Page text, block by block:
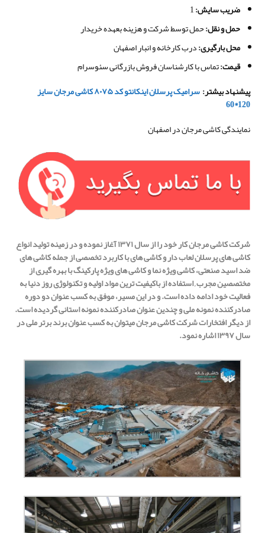
ضریب سایش:
حمل و نقل:حمل توسط شرکت و هزینه بعهده خریدار
محل بارگیری:درب کارخانه و انبار اصفهان
قیمت:تماس با کارشناسان فروش بازرگانی سئوسرام
پیشنهاد بیشتر:سرامیک پرسلان اینکانتو کد ۸۰۷۵ کاشی مرجان سایز
120*60
نمایندگی کاشی مرجان در اصفهان
شرکت کاشی مرجان کار خود را از سال ۱۳۷۱ آغاز نموده و در زمینه تولید انواع
کاشی های پرسلان لعاب دار و کاشی های با کاربرد تخصصی از جمله کاشی های
ضد اسید صنعتی، کاشی ویژه نما و کاشی های ویژه پارکینگ با بهره گیری از
مختصصین مجرب , استفاده از باکیفیت ترین مواد اولیه و تکنولوژی روز دنیا به
فعالیت خود ادامه داده است. و در این مسیر، موفق به کسب عنوان دو دوره
صادرکننده نمونه ملی و چندین عنوان صادرکننده نمونه استانی گردیده است.
از دیگر افتخارات شرکت کاشی مرجان میتوان به کسب عنوان برند برتر ملی در
سال ۱۳۹۷ اشاره نمود.